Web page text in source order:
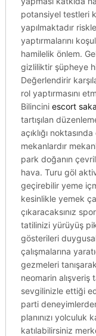
potansiyel testleri
yapılmaktadır
yaptırmalarını
hamilelik önlem.
gizliliktir şüpheye
Değerlendirir
rol yaptırmasını
Bilincini escort
tartışılan
açıklığı
mekanlardır
park doğanın
hava. Turu göl
geçirebilir yeme
kesinlikle yemek
çıkaracaksınız
tatilinizi yürüyüş
gösterileri
çalışmalarına
gezmeleri
neomarin alışveriş
sevgilinizle ettiği
parti
planınızı
katılabilirsiniz